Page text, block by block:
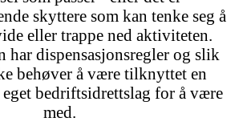
skyttere som kan tenke seg å
eller trappe ned aktiviteten.
har dispensasjonsregler og slik
behøver å være tilknyttet en
bedriftsidrettslag for å være
med.